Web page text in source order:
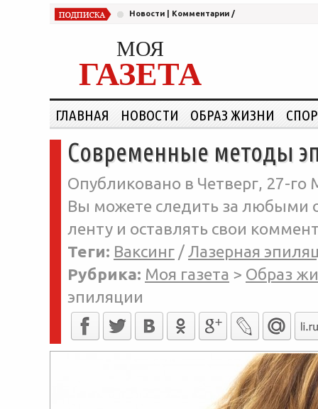
Новости Комментарии /
МОЯ
ГАЗЕТА
ГЛАВНАЯ НОВОСТИ ОБРАЗ ЖИЗНИ
Современные методы
Опубликовано в Четверг, 27-го
Вы можете следить за любыми
ленту и оставлять свои
Теги: Ваксинг / Лазерная
Рубрика: Моя газета > Образ
эпиляции